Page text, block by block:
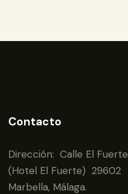
Contacto
Dirección: Calle El Fuerte
(Hotel El Fuerte) 29602
Marbella, Málaga.